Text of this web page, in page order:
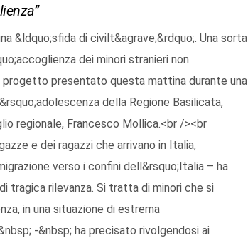
&ldquo;sfida di civilt&agrave;&rdquo;. Una sorta
dei minori stranieri non
presentato questa mattina durante una
della Regione Basilicata,
regionale, Francesco Mollica.<br /><br
e dei ragazzi che arrivano in Italia,
verso i confini dell&rsquo;Italia – ha
tragica rilevanza. Si tratta di minori che si
in una situazione di estrema
-&nbsp; ha precisato rivolgendosi ai